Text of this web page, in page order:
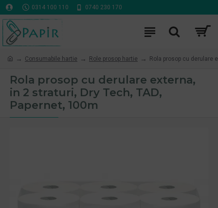
0314 100 110 0740 230 170
Consumabile hartie Role prosop hartie Rola prosop cu derulare
Rola prosop cu derulare externa,
in 2 straturi, Dry Tech, TAD,
Papernet, 100m